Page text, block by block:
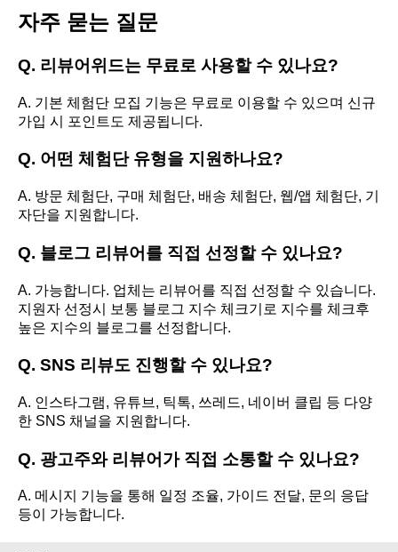
자주 묻는 질문
Q. 리뷰어위드는 무료로 사용할 수 있나요?
A. 기본 체험단 모집 기능은 무료로 이용할 수 있으며 신규
가입 시 포인트도 제공됩니다.
Q. 어떤 체험단 유형을 지원하나요?
A. 방문 체험단, 구매 체험단, 배송 체험단, 웹/앱 체험단, 기
자단을 지원합니다.
Q. 블로그 리뷰어를 직접 선정할 수 있나요?
A. 가능합니다. 업체는 리뷰어를 직접 선정할 수 있습니다.
지원자 선정시 보통 블로그 지수 체크기로 지수를 체크후
높은 지수의 블로그를 선정합니다.
Q. SNS 리뷰도 진행할 수 있나요?
A. 인스타그램, 유튜브, 틱톡, 쓰레드, 네이버 클립 등 다양
한 SNS 채널을 지원합니다.
Q. 광고주와 리뷰어가 직접 소통할 수 있나요?
A. 메시지 기능을 통해 일정 조율, 가이드 전달, 문의 응답
등이 가능합니다.